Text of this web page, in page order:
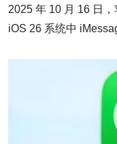
2025 年 10 月 16 日
iOS 26 系统中